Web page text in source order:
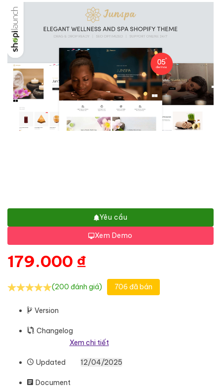
Yêu cầu
Xem Demo
179.000 ₫
(200 đánh giá) 706 đã bán
Version
Changelog
Xem chi tiết
Updated 12/04/2025
Document